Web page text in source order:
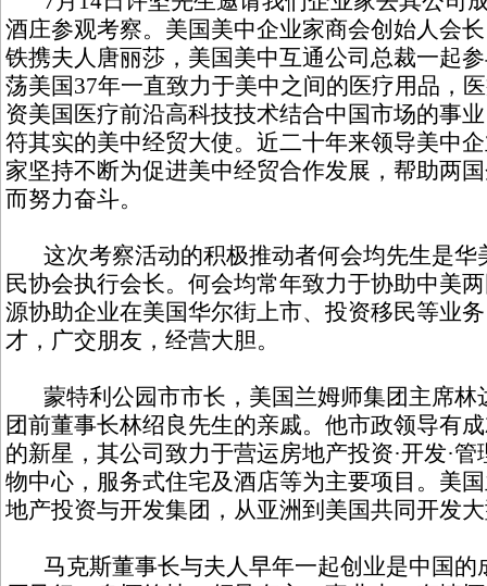
酒庄参观考察。美国美中企业家商会创始人会
铁携夫人唐丽莎，美国美中互通公司总裁一起
荡美国37年一直致力于美中之间的医疗用品，
资美国医疗前沿高科技技术结合中国市场的事
符其实的美中经贸大使。近二十年来领导美中
家坚持不断为促进美中经贸合作发展，帮助两
而努力奋斗。
这次考察活动的积极推动者何会均先生是华
民协会执行会长。何会均常年致力于协助中美
源协助企业在美国华尔街上市、投资移民等业
才，广交朋友，经营大胆。
蒙特利公园市市长，美国兰姆师集团主席林
团前董事长林绍良先生的亲戚。他市政领导有
的新星，其公司致力于营运房地产投资·开发·
物中心，服务式住宅及酒店等为主要项目。美
地产投资与开发集团，从亚洲到美国共同开发
马克斯董事长与夫人早年一起创业是中国的